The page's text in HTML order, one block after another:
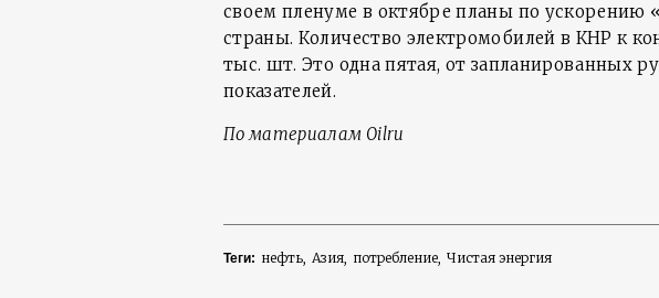
своем пленуме в октябре планы по ускорению
страны. Количество электромобилей в КНР к
тыс. шт. Это одна пятая, от запланированных
показателей.
По материалам Oilru
Теги: нефть Азия потребление Чистая энергия